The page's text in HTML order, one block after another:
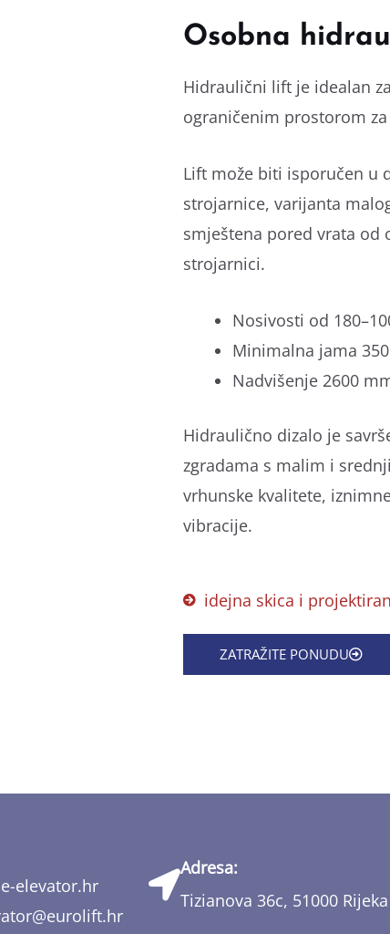
Osobna
Hidraulični lift je idealan
ograničenim prostorom
Lift može biti isporučen u
strojarnice, varijanta
smještena pored vrata
strojarnici.
Nosivosti od
Minimalna jama
Nadvišenje 2600
Hidraulično dizalo je
zgradama s malim i
vrhunske kvalitete,
vibracije.
idejna skica i
ZATRAŽITE PONUDU
elevator.hr
Adresa:
Tizianova 36c, 51000 Rijeka